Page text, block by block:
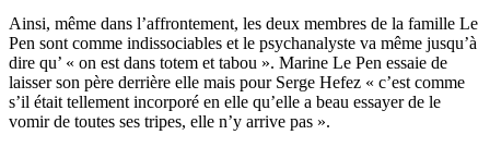
Ainsi, même dans l’affrontement, les deux membres de la famille Le
Pen sont comme indissociables et le psychanalyste va même jusqu’à
dire qu’ « on est dans totem et tabou ». Marine Le Pen essaie de
laisser son père derrière elle mais pour Serge Hefez « c’est comme
s’il était tellement incorporé en elle qu’elle a beau essayer de le
vomir de toutes ses tripes, elle n’y arrive pas ».